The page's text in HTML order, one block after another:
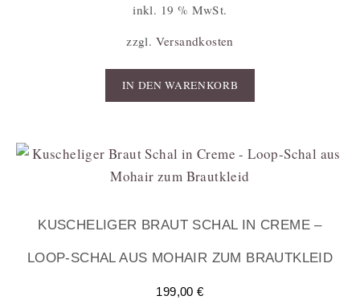
inkl. 19 % MwSt.
zzgl. Versandkosten
IN DEN WARENKORB
KUSCHELIGER BRAUT SCHAL IN CREME –
LOOP-SCHAL AUS MOHAIR ZUM BRAUTKLEID
199,00€